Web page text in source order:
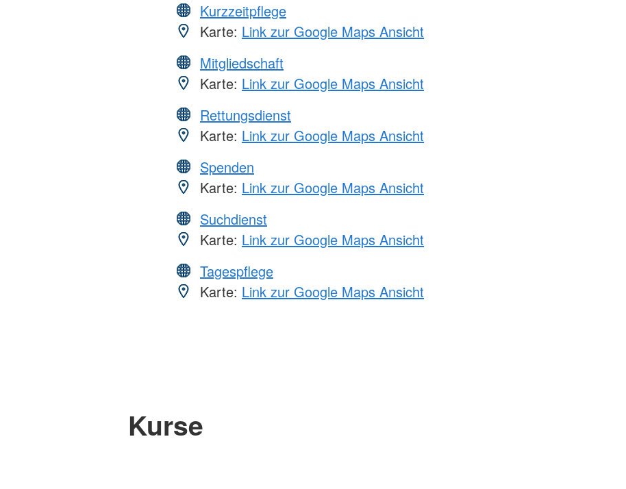
Kurzzeitpflege
Karte: Link zur Google Maps Ansicht
Mitgliedschaft
Karte: Link zur Google Maps Ansicht
Rettungsdienst
Karte: Link zur Google Maps Ansicht
Spenden
Karte: Link zur Google Maps Ansicht
Suchdienst
Karte: Link zur Google Maps Ansicht
Tagespflege
Karte: Link zur Google Maps Ansicht
Kurse